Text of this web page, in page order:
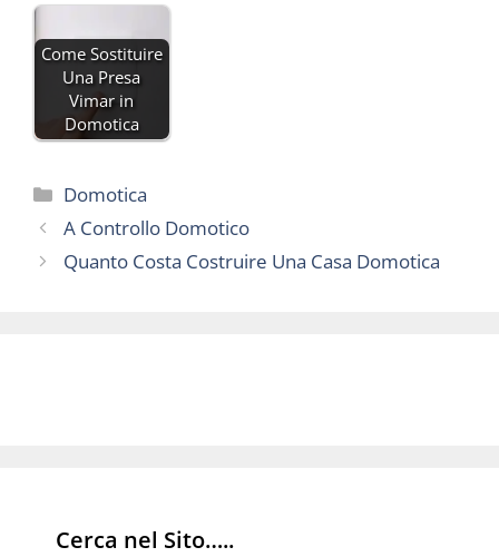
Come Sostituire
Una Presa
Vimar in
Domotica
Categorie
Domotica
A Controllo Domotico
Quanto Costa Costruire Una Casa Domotica
Cerca nel Sito…..